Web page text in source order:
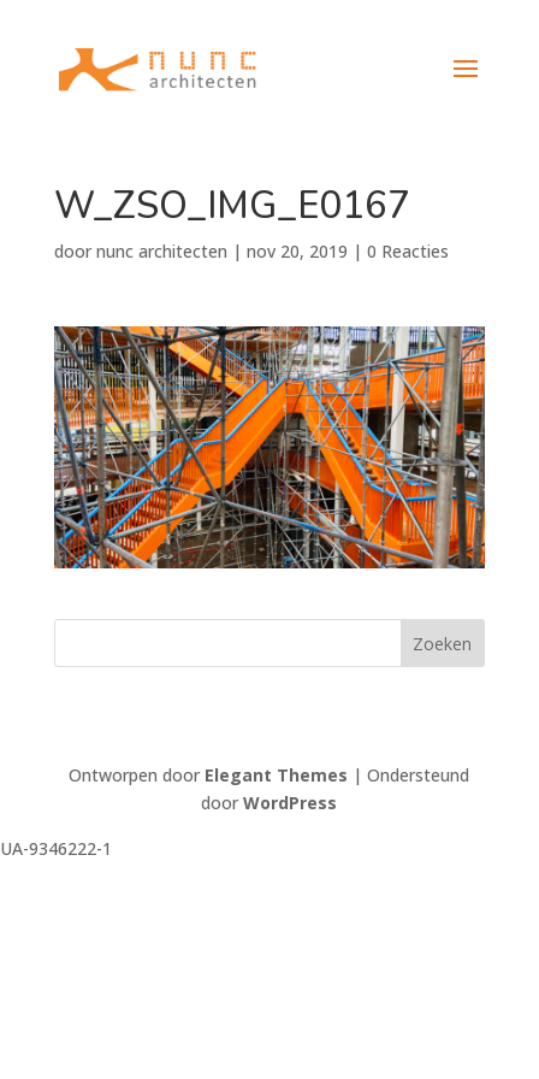
W_ZSO_IMG_E0167
door nunc architecten | nov 20, 2019 | 0 Reacties
Ontworpen door Elegant Themes | Ondersteund
doorWordPress
UA-9346222-1